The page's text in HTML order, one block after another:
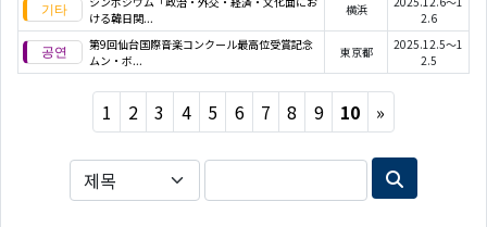
ける韓日関...
横浜
2.6
第9回仙台国際音楽コンクール最高位受賞記念
ムン・ボ...
東京都
2025.12.5～1
2.5
1 2 3 4 5 6 7 8 9 10 »